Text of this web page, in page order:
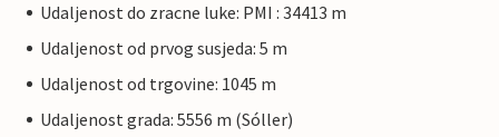
Udaljenost do zracne luke: PMI : 34413 m
Udaljenost od prvog susjeda: 5 m
Udaljenost od trgovine: 1045 m
Udaljenost grada: 5556 m (Sóller)